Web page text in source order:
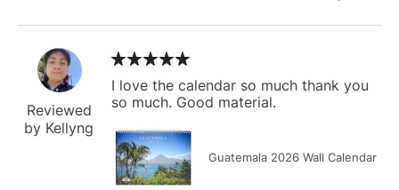
Reviewed
by Kellyng
I love the calendar so much thank you
so much. Good material.
Guatemala 2026 Wall Calendar